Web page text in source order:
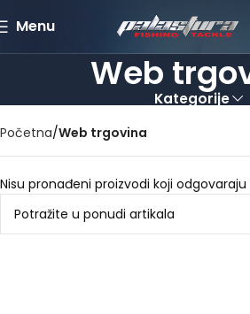
Menu
Web
Kategorije
Početna Web trgovina
Nisu pronađeni proizvodi koji